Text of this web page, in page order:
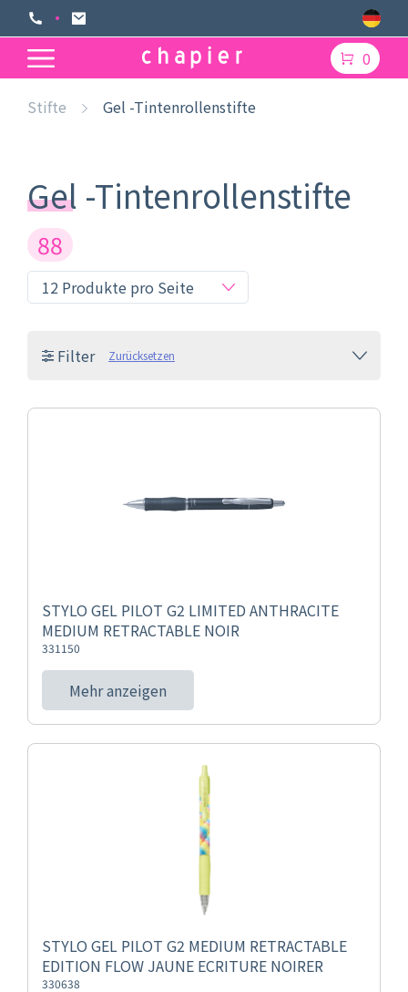
0
Stifte Gel -Tintenrollenstifte
Gel -Tintenrollenstifte
88
Filter Zurücksetzen
STYLO GEL PILOT G2 LIMITED ANTHRACITE
MEDIUM RETRACTABLE NOIR
331150
Mehr anzeigen
STYLO GEL PILOT G2 MEDIUM RETRACTABLE
EDITION FLOW JAUNE ECRITURE NOIRER
330638